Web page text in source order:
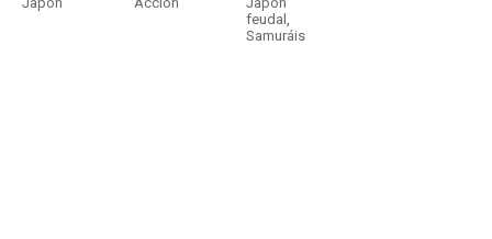
feudal ,
Samuráis